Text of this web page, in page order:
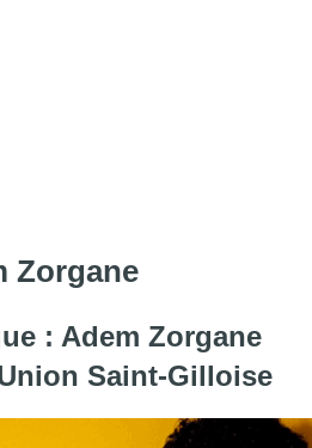
Zorgane
: Adem Zorgane
Saint-Gilloise